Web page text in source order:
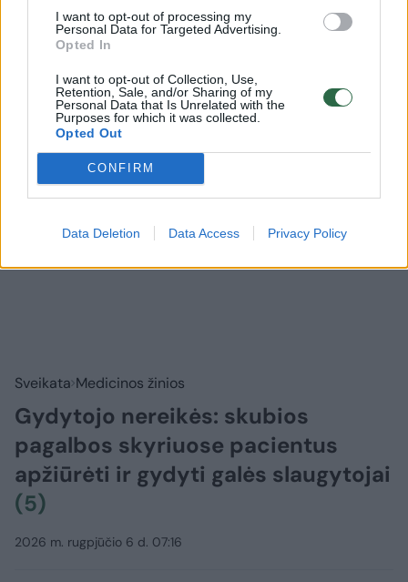
I want to opt-out of processing my
Personal Data for Targeted Advertising.
Opted In
I want to opt-out of Collection, Use,
Retention, Sale, and/or Sharing of my
Personal Data that Is Unrelated with the
Purposes for which it was collected.
Opted Out
CONFIRM
Data Deletion Data Access Privacy Policy
Rodyti komentarus
Sveikata Medicinos žinios
Gydytojo nereikės: skubios
pagalbos skyriuose pacientus
apžiūrėti ir gydyti galės slaugytojai
(5)
2026 m. rugpjūčio 6 d. 07:16